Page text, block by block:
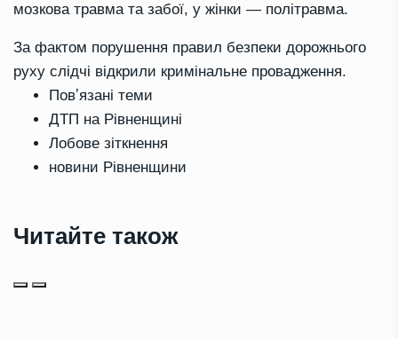
мозкова травма та забої, у жінки — політравма.
За фактом порушення правил безпеки дорожнього
руху слідчі відкрили кримінальне провадження.
Повʼязані теми
ДТП на Рівненщині
Лобове зіткнення
новини Рівненщини
Читайте також